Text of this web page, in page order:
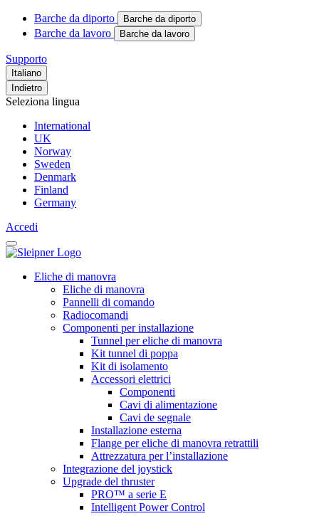
Barche da diporto Barche da diporto
Barche da lavoro Barche da lavoro
Supporto
Italiano
Indietro
Seleziona lingua
International
UK
Norway
Sweden
Denmark
Finland
Germany
Accedi
Eliche di manovra
Eliche di manovra
Pannelli di comando
Radiocomandi
Componenti per installazione
Tunnel per eliche di manovra
Kit tunnel di poppa
Kit di isolamento
Accessori elettrici
Componenti
Cavi di alimentazione
Cavi de segnale
Installazione esterna
Flange per eliche di manovra retrattili
Attrezzatura per l’installazione
Integrazione del joystick
Upgrade del thruster
PRO™ a serie E
Intelligent Power Control